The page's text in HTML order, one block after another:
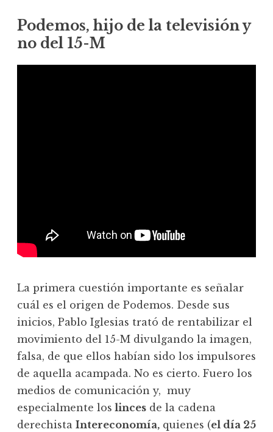
Podemos, hijo de la televisión y
no del 15-M
La primera cuestión importante es señalar
cuál es el origen de Podemos. Desde sus
inicios, Pablo Iglesias trató de rentabilizar el
movimiento del 15-M divulgando la imagen,
falsa, de que ellos habían sido los impulsores
de aquella acampada. No es cierto. Fuero los
medios de comunicación y, muy
especialmente los linces de la cadena
derechista Intereconomía, quienes (el día 25